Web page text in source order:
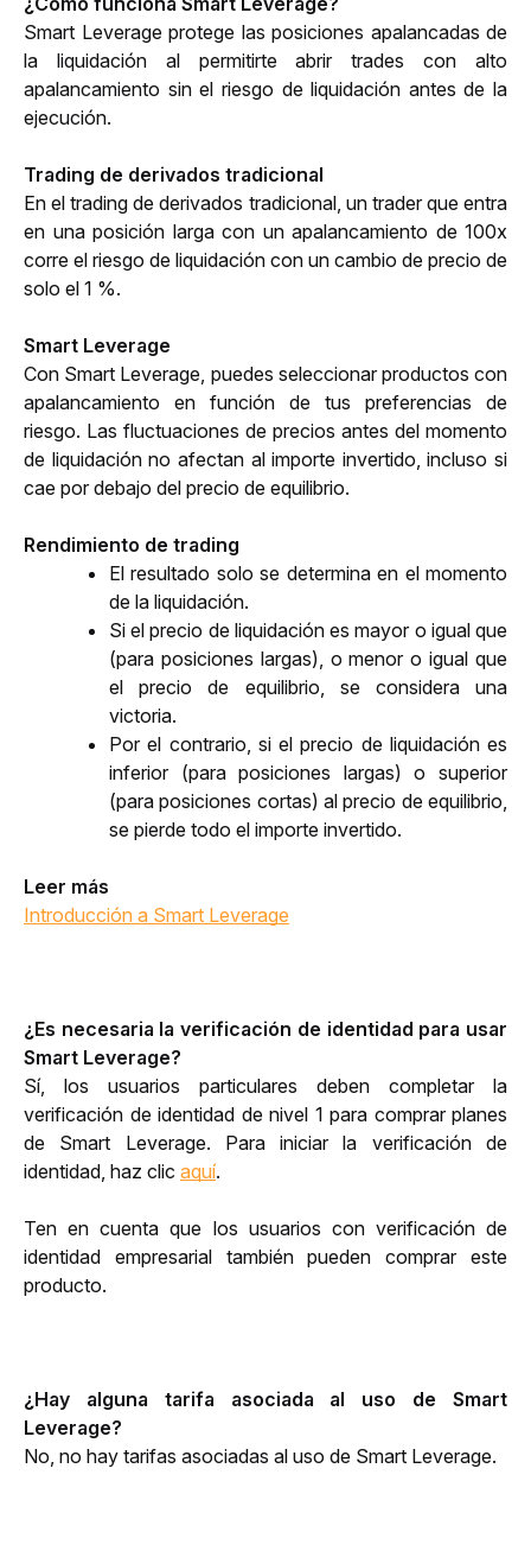
Smart Leverage protege las posiciones apalancadas de
la liquidación al permitirte abrir trades con alto
apalancamiento sin el riesgo de liquidación antes de la
ejecución.
Trading de derivados tradicional
En el trading de derivados tradicional, un trader que entra
en una posición larga con un apalancamiento de 100x
corre el riesgo de liquidación con un cambio de precio de
solo el 1 %.
Smart Leverage
Con Smart Leverage, puedes seleccionar productos con
apalancamiento en función de tus preferencias de
riesgo. Las fluctuaciones de precios antes del momento
de liquidación no afectan al importe invertido, incluso si
cae por debajo del precio de equilibrio.
Rendimiento de trading
El resultado solo se determina en el momento
de la liquidación.
Si el precio de liquidación es mayor o igual que
(para posiciones largas), o menor o igual que
el precio de equilibrio, se considera una
victoria.
Por el contrario, si el precio de liquidación es
inferior (para posiciones largas) o superior
(para posiciones cortas) al precio de equilibrio,
se pierde todo el importe invertido.
Leer más
Introducción a Smart Leverage
¿Es necesaria la verificación de identidad para usar
Smart Leverage?
Sí, los usuarios particulares deben completar la
verificación de identidad de nivel 1 para comprar planes
de Smart Leverage. Para iniciar la verificación de
identidad, haz clic aquí.
Ten en cuenta que los usuarios con verificación de
identidad empresarial también pueden comprar este
producto.
¿Hay alguna tarifa asociada al uso de Smart
Leverage?
No, no hay tarifas asociadas al uso de Smart Leverage.